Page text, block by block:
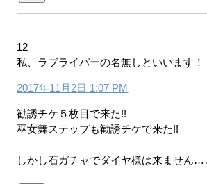
12
私、ラブライバーの名無しといいます！
2017年11月2日 1:07 PM
勧誘チケ５枚目で来た!!
巫女舞ステップも勧誘チケで来た!!
しかし石ガチャでダイヤ様は来ません